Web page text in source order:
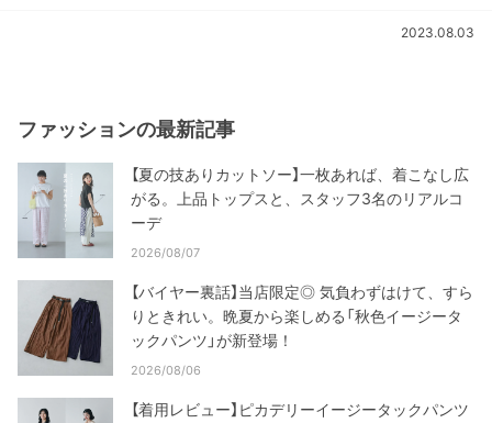
2023.08.03
ファッションの最新記事
【夏の技ありカットソー】一枚あれば、着こなし広
がる。上品トップスと、スタッフ3名のリアルコ
ーデ
2026/08/07
【バイヤー裏話】当店限定◎ 気負わずはけて、すら
りときれい。晩夏から楽しめる「秋色イージータ
ックパンツ」が新登場！
2026/08/06
【着用レビュー】ピカデリーイージータックパンツ